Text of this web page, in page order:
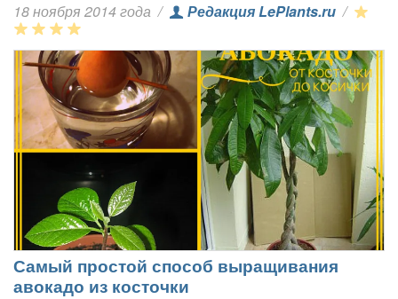
18 ноября 2014 года / Редакция LePlants.ru /
Самый простой способ выращивания
авокадо из косточки